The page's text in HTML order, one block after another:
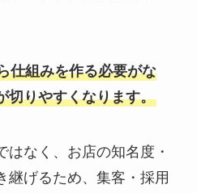
仕組みを作る必要がな
切りやすくなります。
はなく、お店の知名度・
継げるため、集客・採用